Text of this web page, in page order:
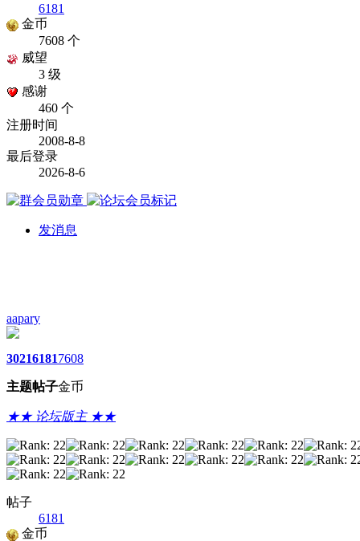
6181
金币
7608 个
威望
3 级
感谢
460 个
注册时间
2008-8-8
最后登录
2026-8-6
发消息
aapary
3021
主题
6181
帖子
7608
金币
★★ 论坛版主 ★★
帖子
6181
金币